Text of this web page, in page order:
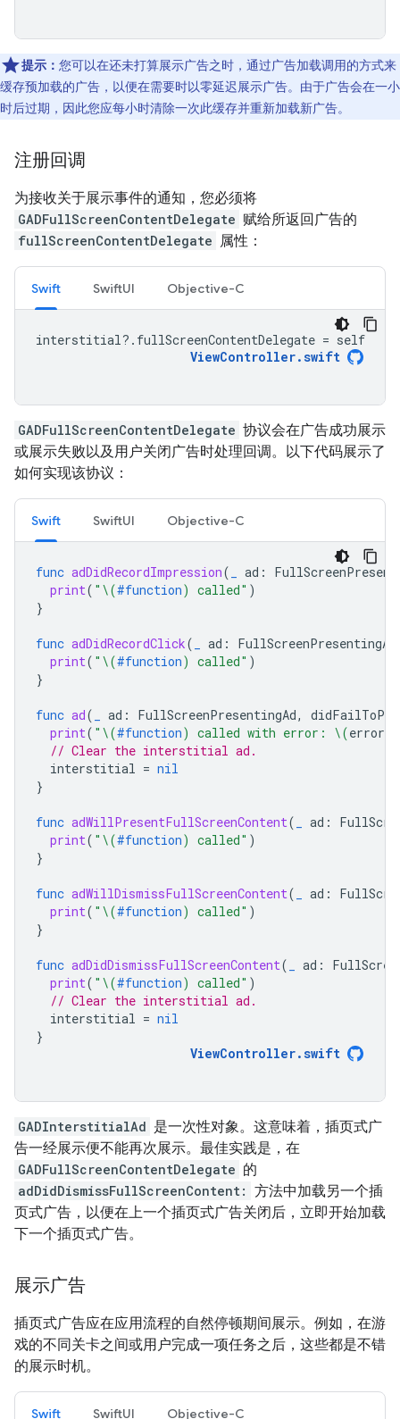
提示： 您可以在还未打算展示广告之时，通过广告加载调用的方式来
缓存预加载的广告，以便在需要时以零延迟展示广告。由于广告会在一小
时后过期，因此您应每小时清除一次此缓存并重新加载新广告。
注册回调
为接收关于展示事件的通知，您必须将
GADFullScreenContentDelegate 赋给所返回广告的
fullScreenContentDelegate 属性：
Swift SwiftUI Objective-C
interstitial?. fullScreenContentDelegate = self
ViewController.swift
GADFullScreenContentDelegate 协议会在广告成功展示
或展示失败以及用户关闭广告时处理回调。以下代码展示了
如何实现该协议：
Swift SwiftUI Objective-C
func adDidRecordImpression( ad :
print( " \(#function) called" )
}
func adDidRecordClick( ad : FullScreenPresentingAd
print( " \(#function) called" )
}
func ad( ad : FullScreenPresentingAd,
print( " \(#function) called with error: \(error
// Clear the interstitial ad.
interstitial = nil
}
func adWillPresentFullScreenContent( ad :
print( " \(#function) called" )
}
func adWillDismissFullScreenContent( ad :
print( " \(#function) called" )
}
func adDidDismissFullScreenContent( ad :
print( " \(#function) called" )
// Clear the interstitial ad.
interstitial = nil
}
ViewController.swift
GADInterstitialAd 是一次性对象。这意味着，插页式广
告一经展示便不能再次展示。最佳实践是，在
GADFullScreenContentDelegate 的
adDidDismissFullScreenContent: 方法中加载另一个插
页式广告，以便在上一个插页式广告关闭后，立即开始加载
下一个插页式广告。
展示广告
插页式广告应在应用流程的自然停顿期间展示。例如，在游
戏的不同关卡之间或用户完成一项任务之后，这些都是不错
的展示时机。
Swift SwiftUI Objective-C